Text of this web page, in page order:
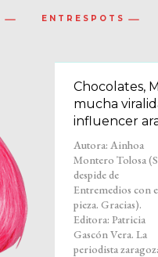
ENTRESPOTS
Chocolates,
mucha
influencer
Autora: Ainhoa
Montero Tolosa
despide de
Entremedios con
pieza. Gracias).
Editora: Patricia
Gascón Vera. La
periodista
Sabina Banzo, tras
años como
de televisión y locutora
de spots para
marcas, comenzó su
andadura en redes